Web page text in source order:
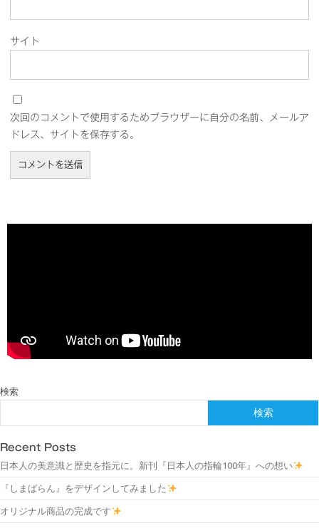
サイト
次回のコメントで使用するためブラウザーに自分の名前、メールア
ドレス、サイトを保存する。
検索
検索
Recent Posts
日本人の美意識と歴史を指元に。新刊『日本人の指輪100年』への想い
『しまばらん』をデザインしてみました
オリジナル商品の完成です